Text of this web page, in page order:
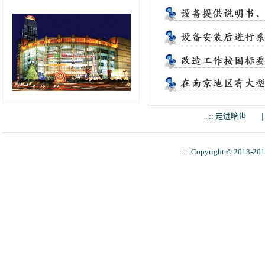
..:: 南京中央商场评价 ::..
电容器有漏油，鼓肚的现象，设备老
..:: 走进哈世
..:: Copyright © 2013-